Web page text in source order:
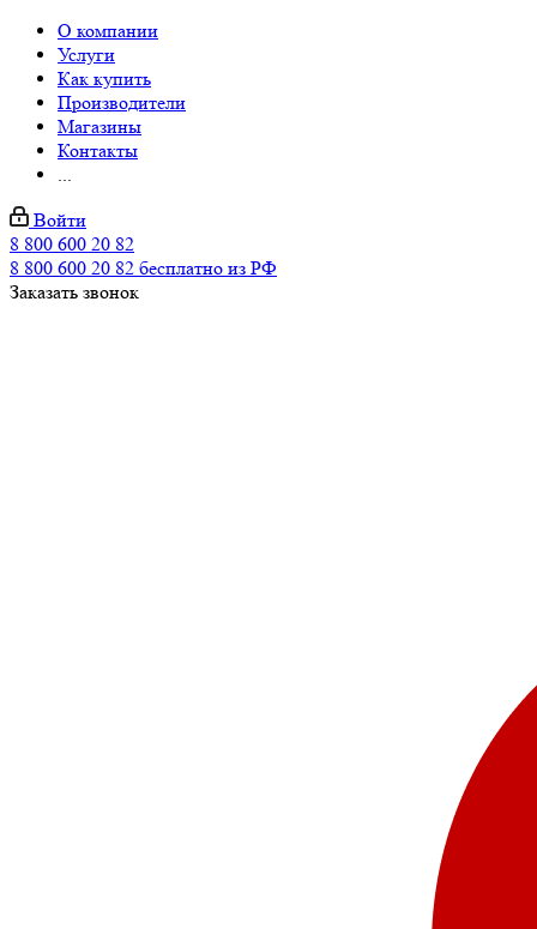
О компании
Услуги
Как купить
Производители
Магазины
Контакты
...
Войти
8 800 600 20 82
8 800 600 20 82 бесплатно из РФ
Заказать звонок